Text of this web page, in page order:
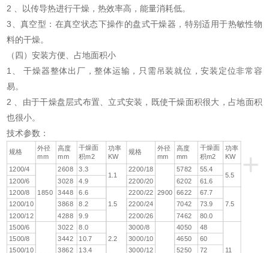
2 、以传导热进行干燥，热效率高，能量消耗低。
3、真空型：在真空状态下操作的盘式干燥器，特别适用于热敏性物
料的干燥。
（四）安装方便、占地面积小
1、 干燥器整体出厂，整体运输，只需吊装就位，安装定位非常容
易。
2 、由于干燥盘层式布置、立式安装，既使干燥面积很大，占地面积
也很小。
技术参数：
+
规格
外径
mm
高度
mm
干燥面
积m2
功率
KW
规格
外径
mm
高度
mm
干燥面
积m2
功率
KW
1200/4
1850
2608 3.3
1.1
2200/18
2900
5782 55.4
5.5
1200/6 3028 4.9 2200/20 6202
61.6
1200/8
3448
6.6
1.5
2200/22 6622
67.7
7.5
1200/10 3868 8.2 2200/24 7042
73.9
1200/12
4288 9.9 2200/26 7462
80.0
1500/6
3022
8.0
2.2
3000/8 4050 48
11
1500/8 3442 10.7 3000/10 4650
60
1500/10
3862 13.4 3000/12 5250
72